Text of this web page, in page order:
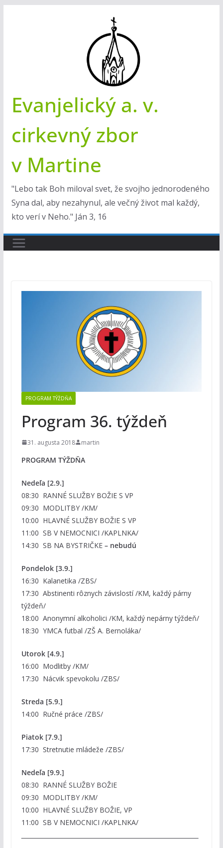
Evanjelický a. v.
cirkevný zbor
v Martine
"Lebo tak Boh miloval svet, že svojho jednorodeného
Syna dal, aby nezahynul, ale večný život mal každý,
kto verí v Neho." Ján 3, 16
PROGRAM TÝŽDŇA
Program 36. týždeň
31. augusta 2018 martin
PROGRAM TÝŽDŇA
Nedeľa [2.9.]
08:30 RANNÉ SLUŽBY BOŽIE S VP
09:30 MODLITBY /KM/
10:00 HLAVNÉ SLUŽBY BOŽIE S VP
11:00 SB V NEMOCNICI /KAPLNKA/
14:30 SB NA BYSTRIČKE – nebudú
Pondelok [3.9.]
16:30 Kalanetika /ZBS/
17:30 Abstinenti rôznych závislostí /KM, každý párny
týždeň/
18:00 Anonymní alkoholici /KM, každý nepárny týždeň/
18:30 YMCA futbal /ZŠ A. Bernoláka/
Utorok [4.9.]
16:00 Modlitby /KM/
17:30 Nácvik spevokolu /ZBS/
Streda [5.9.]
14:00 Ručné práce /ZBS/
Piatok [7.9.]
17:30 Stretnutie mládeže /ZBS/
Nedeľa [9.9.]
08:30 RANNÉ SLUŽBY BOŽIE
09:30 MODLITBY /KM/
10:00 HLAVNÉ SLUŽBY BOŽIE, VP
11:00 SB V NEMOCNICI /KAPLNKA/